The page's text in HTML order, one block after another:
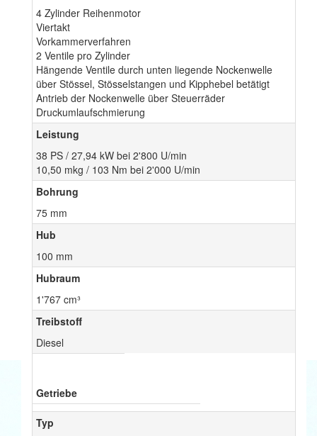
4 Zylinder Reihenmotor
Viertakt
Vorkammerverfahren
2 Ventile pro Zylinder
Hängende Ventile durch unten liegende Nockenwelle
über Stössel, Stösselstangen und Kipphebel betätigt
Antrieb der Nockenwelle über Steuerräder
Druckumlaufschmierung
Leistung
38 PS / 27,94 kW bei 2'800 U/min
10,50 mkg / 103 Nm bei 2'000 U/min
Bohrung
75 mm
Hub
100 mm
Hubraum
1'767 cm³
Treibstoff
Diesel
Getriebe
Typ